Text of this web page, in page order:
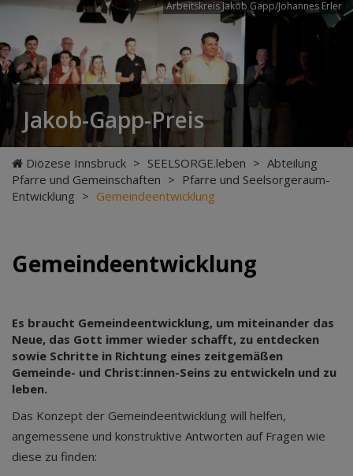
Arbeitskreis Jakob Gapp/Johannes Erler
Jakob-Gapp-Preis
Diözese Innsbruck > SEELSORGE.leben > Abteilung
Pfarre und Gemeinschaften > Pfarre und Seelsorgeraum-
Entwicklung > Gemeindeentwicklung
Gemeindeentwicklung
Es braucht Gemeindeentwicklung, um miteinander das
Neue, das Gott immer wieder schafft, zu entdecken
sowie Schritte in Richtung eines zeitgemäßen
Gemeinde- und Christ:innen-Seins zu entwickeln und zu
leben.
Das Konzept der Gemeindeentwicklung will helfen,
angemessene und konstruktive Antworten auf Fragen wie
diese zu finden: